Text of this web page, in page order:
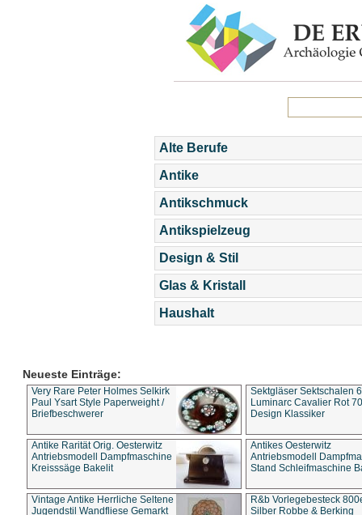
Alte Berufe
Antike
Antikschmuck
Antikspielzeug
Design & Stil
Glas & Kristall
Haushalt
Neueste Einträge:
Very Rare Peter Holmes Selkirk
Paul Ysart Style Paperweight /
Briefbeschwerer
Sektgläser Sektschalen
Luminarc Cavalier Rot
Design Klassiker
Antike Rarität Orig. Oesterwitz
Antriebsmodell Dampfmaschine
Kreisssäge Bakelit
Antikes Oesterwitz
Antriebsmodell
Stand Schleifmaschine
Vintage Antike Herrliche Seltene
Jugendstil Wandfliese Gemarkt
R&b Vorlegebesteck
Silber Robbe & Berking